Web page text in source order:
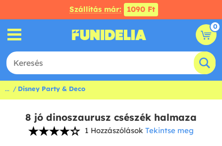
Szállítás már: 1090 Ft
0
... Disney Party & Deco
8 jó dinoszaurusz csészék halmaza
1 Hozzászólások Tekintse meg